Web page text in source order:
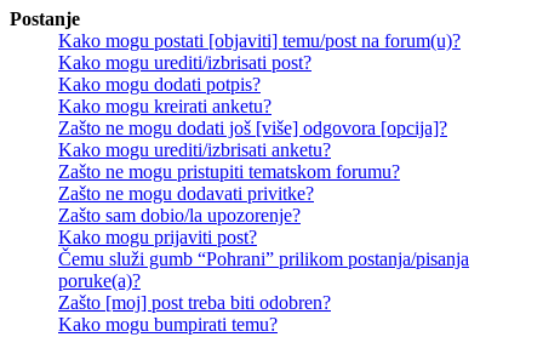
Postanje
Kako mogu postati [objaviti] temu/post na forum(u)?
Kako mogu urediti/izbrisati post?
Kako mogu dodati potpis?
Kako mogu kreirati anketu?
Zašto ne mogu dodati još [više] odgovora [opcija]?
Kako mogu urediti/izbrisati anketu?
Zašto ne mogu pristupiti tematskom forumu?
Zašto ne mogu dodavati privitke?
Zašto sam dobio/la upozorenje?
Kako mogu prijaviti post?
Čemu služi gumb “Pohrani” prilikom postanja/pisanja
poruke(a)?
Zašto [moj] post treba biti odobren?
Kako mogu bumpirati temu?